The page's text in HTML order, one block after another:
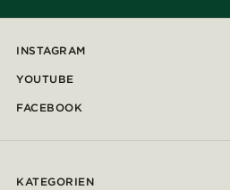
INSTAGRAM
YOUTUBE
FACEBOOK
KATEGORIEN